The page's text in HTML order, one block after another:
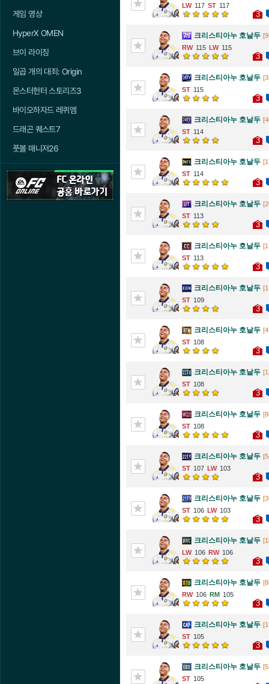
게임 영상
HyperX OMEN
브이 라이징
일곱 개의 대죄: Origin
몬스터헌터 스토리즈3
바이오하자드 레퀴엠
드래곤 퀘스트7
풋볼 매니저26
117
117
3
크리스티아누 호날두
115
115
3
크리스티아누 호날두
115
3
크리스티아누 호날두
114
3
크리스티아누 호날두
114
3
크리스티아누 호날두
113
3
크리스티아누 호날두
113
3
크리스티아누 호날두
109
3
크리스티아누 호날두
108
3
크리스티아누 호날두
108
3
크리스티아누 호날두
108
3
크리스티아누 호날두
107
103
3
크리스티아누 호날두
106
103
3
크리스티아누 호날두
106
106
3
크리스티아누 호날두
106
105
3
크리스티아누 호날두
105
3
크리스티아누 호날두
105